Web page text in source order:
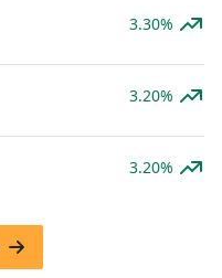
3.30%
3.20%
3.20%